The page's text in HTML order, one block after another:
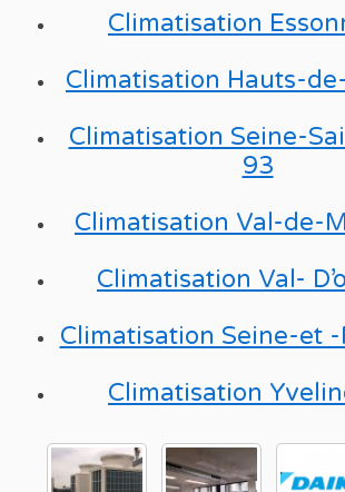
Climatisation
Climatisation Hauts-
Climatisation Seine-
93
Climatisation Val-de-
Climatisation Val-
Climatisation Seine-et
Climatisation